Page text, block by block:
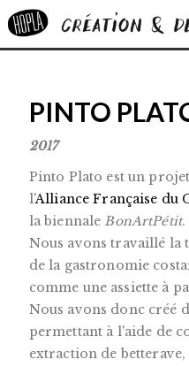
PINTO
2017
Pinto Plato est un
l'Alliance Française du
la biennaleBonArtPétit.
Nous avons travaillé la
de la gastronomie
comme une assiette à
Nous avons donc créé
permettant à l'aide de
extraction de